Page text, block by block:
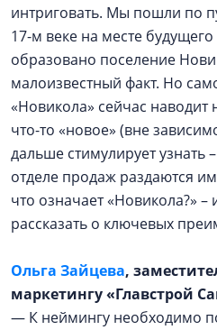
интриговать. Мы пошли по
17-м веке на месте
образовано поселение
малоизвестный факт. Но
«Новикола» сейчас наводит
что-то «новое» (вне
дальше стимулирует узнать
отделе продаж раздаются
что означает «Новикола?» –
рассказать о ключевых
Ольга Зайцева,
маркетингу «Главстрой
— К неймингу необходимо